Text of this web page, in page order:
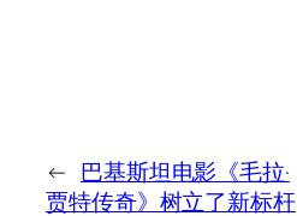
← 巴基斯坦电影《毛拉·
贾特传奇》树立了新标杆